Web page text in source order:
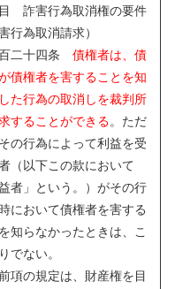
詐害行為取消権の要件
行為取消請求）
二十四条 債権者は、債
債権者を害することを知
た行為の取消しを裁判所
することができる。ただ
の行為によって利益を受
（以下この款において
益者」という。）がその行
において債権者を害する
知らなかったときは、こ
でない。
項の規定は、財産権を目